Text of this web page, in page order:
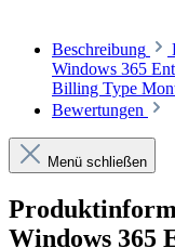
Beschreibung
Windows 365
Billing Type
Bewertungen
Menü schließen
Windows 365